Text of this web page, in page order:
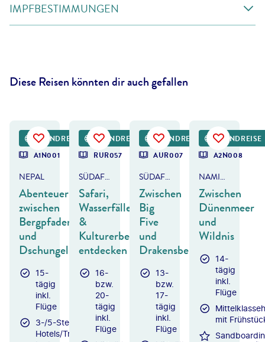
IMPFBESTIMMUNGEN
Diese Reisen könnten dir auch gefallen
RUNDREISE
A1N001
NEPAL
Abenteuer
zwischen
Bergpfaden
und
Dschungelpfaden
15-
tägig
inkl.
Flüge
3-/5-Sterne-
Hotels/Trekking-
RUNDREISE
RUR057
SÜDAFRIKA, BOTSWANA & SIMBABWE
Safari,
Wasserfälle
&
Kulturerbe
entdecken
16-
bzw.
20-
tägig
inkl.
Flüge
RUNDREISE
AUR007
SÜDAFRIKA
Zwischen
Big
Five
und
Drakensbergen
13-
bzw.
17-
tägig
inkl.
Flüge
RUNDREISE
A2N008
NAMIBIA
Zwischen
Dünenmeer
und
Wildnis
14-
tägig
inkl.
Flüge
mit